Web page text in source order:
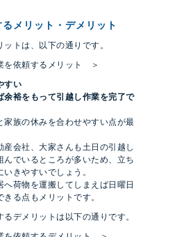
メリット・デメリット
トは、以下の通りです。
を依頼するメリット ＞
すい
余裕をもって引越し作業を完了で
家族の休みを合わせやすい点が最
産会社、大家さんも土日の引越し
んでいるところが多いため、立ち
きやすいでしょう。
へ荷物を運搬してしまえば日曜日
る点もメリットです。
デメリットは以下の通りです。